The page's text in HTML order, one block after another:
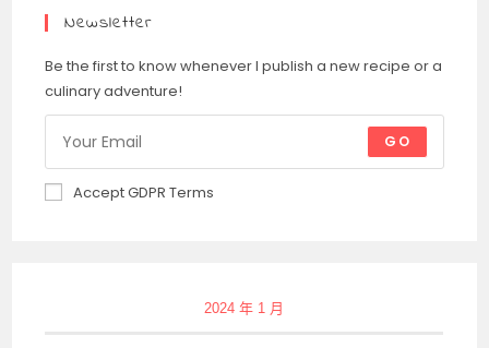
Newsletter
Be the first to know whenever I publish a new recipe or a
culinary adventure!
GO
Accept GDPR Terms
2024 年 1 月